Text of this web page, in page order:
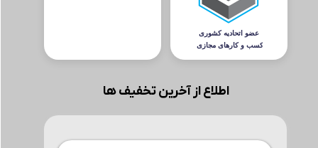
اطلاع از آخرین تخفیف ها